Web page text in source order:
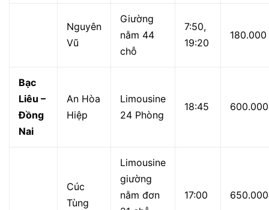
Nguyên
Vũ
Giường
nằm 44
chỗ
7:50,
19:20
180.000
Bạc
Liêu –
Đồng
Nai
An Hòa
Hiệp
Limousine
24 Phòng
18:45 600.000
Cúc
Tùng
Limousine
giường
nằm đơn
17:00 650.000